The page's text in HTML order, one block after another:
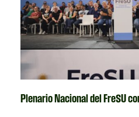
Plenario Nacional del FreSU